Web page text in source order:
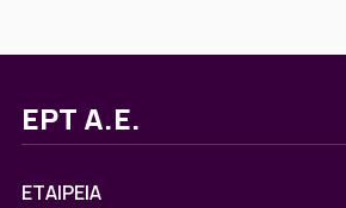
ΕΡΤ Α.Ε.
ΕΤΑΙΡΕΙΑ